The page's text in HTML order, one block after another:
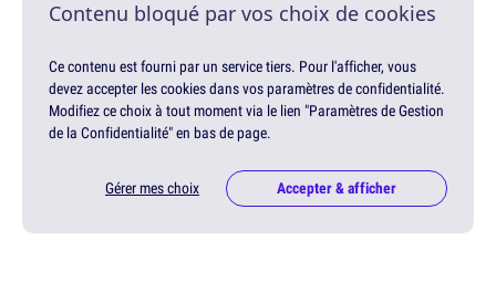
Contenu bloqué par vos choix de cookies
Ce contenu est fourni par un service tiers. Pour l'afficher, vous
devez accepter les cookies dans vos paramètres de confidentialité.
Modifiez ce choix à tout moment via le lien "Paramètres de Gestion
de la Confidentialité" en bas de page.
Gérer mes choix Accepter & afficher